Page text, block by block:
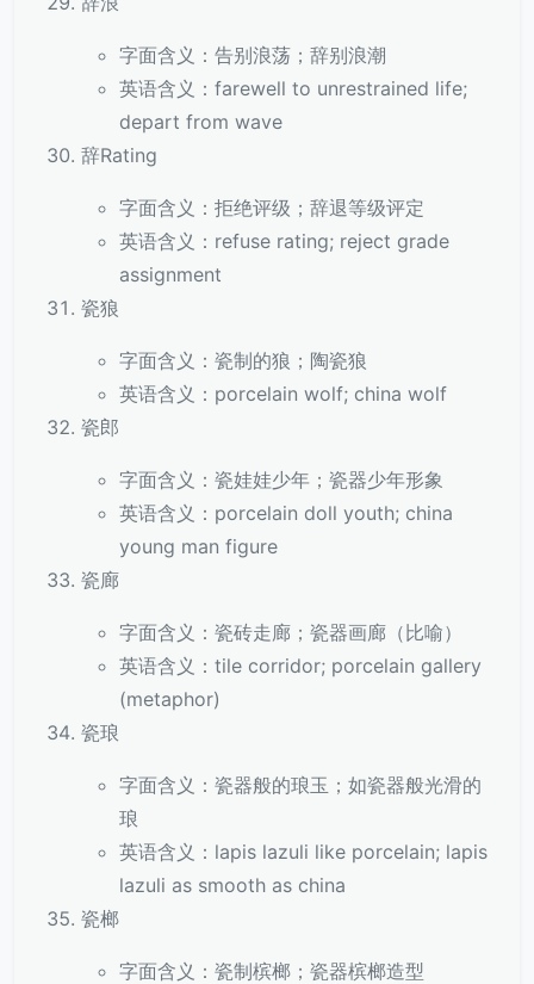
字面含义：告别浪荡；辞别浪潮
英语含义：farewell to unrestrained life;
depart from wave
辞Rating
字面含义：拒绝评级；辞退等级评定
英语含义：refuse rating; reject grade
assignment
瓷狼
字面含义：瓷制的狼；陶瓷狼
英语含义：porcelain wolf; china wolf
瓷郎
字面含义：瓷娃娃少年；瓷器少年形象
英语含义：porcelain doll youth; china
young man figure
瓷廊
字面含义：瓷砖走廊；瓷器画廊（比喻）
英语含义：tile corridor; porcelain gallery
(metaphor)
瓷琅
字面含义：瓷器般的琅玉；如瓷器般光滑的
琅
英语含义：lapis lazuli like porcelain; lapis
lazuli as smooth as china
瓷榔
字面含义：瓷制槟榔；瓷器槟榔造型